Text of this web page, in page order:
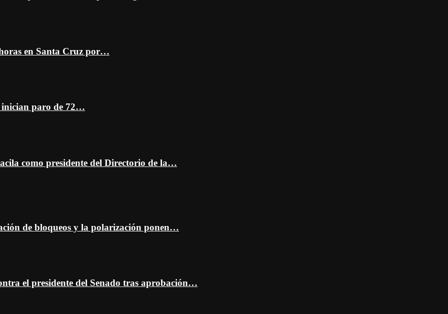
en Santa Cruz por…
inician paro de 72…
como presidente del Directorio de la…
de bloqueos y la polarización ponen…
el presidente del Senado tras aprobación…